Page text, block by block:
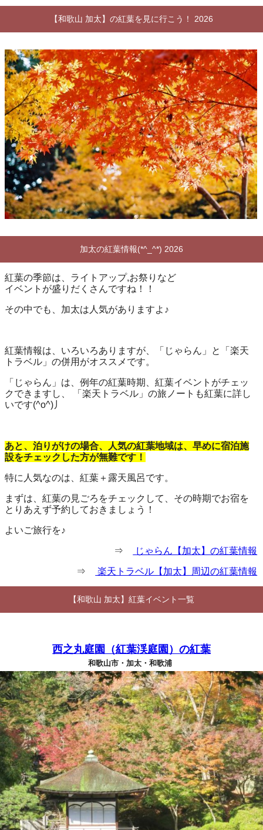
【和歌山 加太】の紅葉を見に行こう！ 2026
加太の紅葉情報(*^_^*) 2026
紅葉の季節は、ライトアップ,お祭りなど
イベントが盛りだくさんですね！！
その中でも、加太は人気がありますよ♪
紅葉情報は、いろいろありますが、「じゃらん」と「楽天
トラベル」の併用がオススメです。
「じゃらん」は、例年の紅葉時期、紅葉イベントがチェッ
クできますし、 「楽天トラベル」の旅ノートも紅葉に詳し
いです(^o^)丿
あと、泊りがけの場合、人気の紅葉地域は、早めに宿泊施
設をチェックした方が無難です！
特に人気なのは、紅葉＋露天風呂です。
まずは、紅葉の見ごろをチェックして、その時期でお宿を
とりあえず予約しておきましょう！
よいご旅行を♪
⇒ じゃらん【加太】の紅葉情報
⇒ 楽天トラベル【加太】周辺の紅葉情報
【和歌山 加太】紅葉イベント一覧
西之丸庭園（紅葉渓庭園）の紅葉
和歌山市・加太・和歌浦